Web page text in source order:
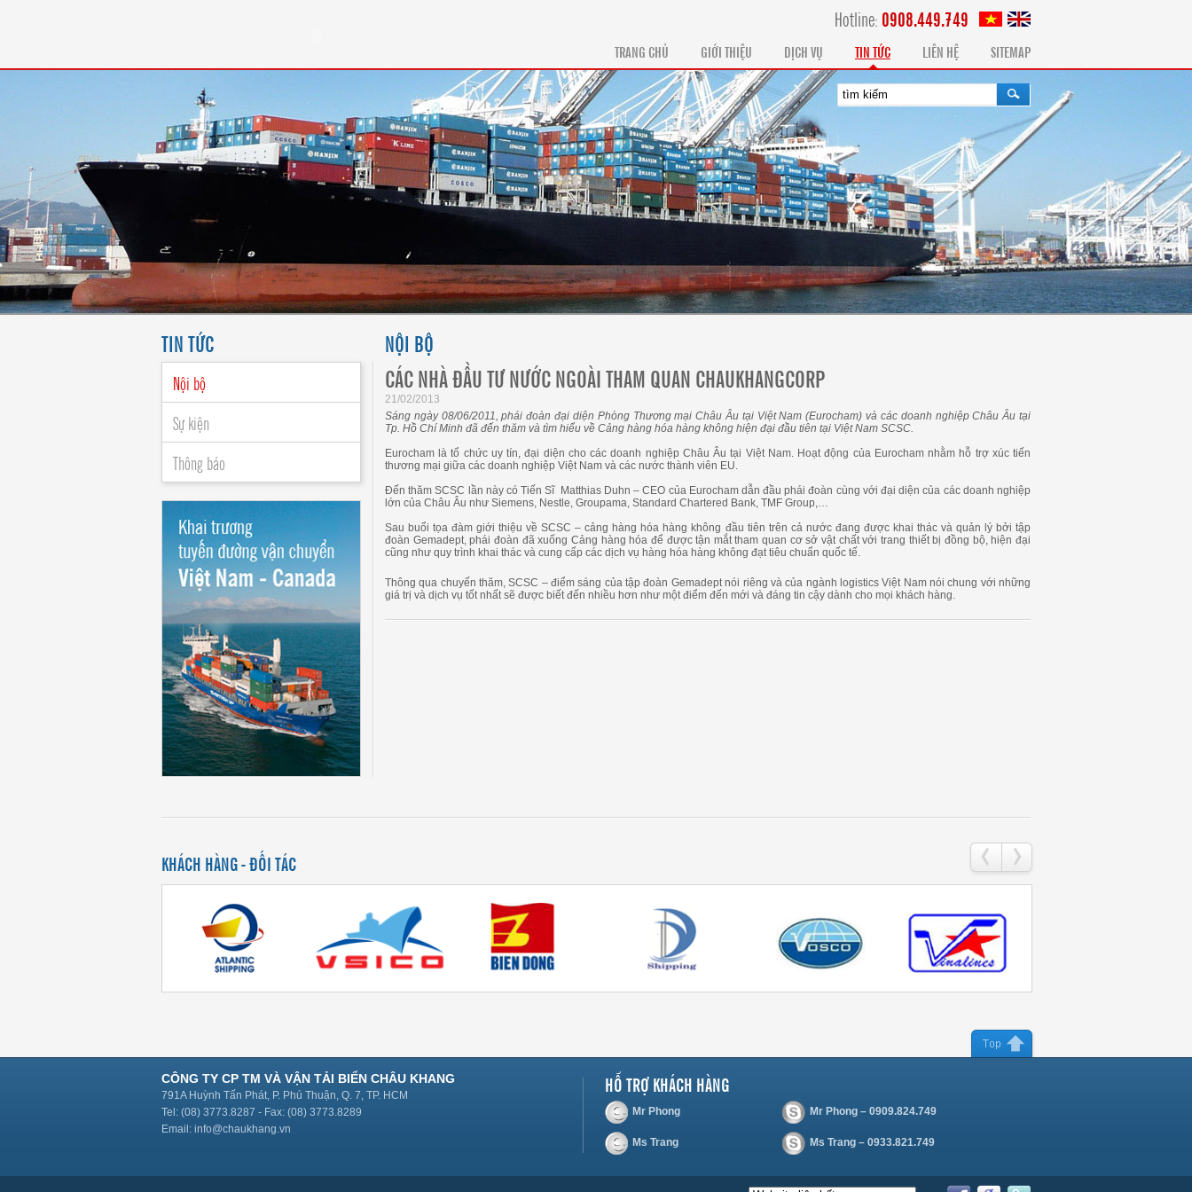
Hotline: 0908.449.749
TRANG CHỦ GIỚI THIỆU DỊCH VỤ TIN TỨC LIÊN HỆ SITEMAP
TIN TỨC
Nội bộ
Sự kiện
Thông báo
NỘI BỘ
CÁC NHÀ ĐẦU TƯ NƯỚC NGOÀI THAM QUAN CHAUKHANGCORP
21/02/2013
Sáng ngày 08/06/2011, phái đoàn đại diện Phòng Thương mại Châu Âu tại Việt Nam (Eurocham) và các doanh nghiệp Châu Âu tại
Tp. Hồ Chí Minh đã đến thăm và tìm hiểu về Cảng hàng hóa hàng không hiện đại đầu tiên tại Việt Nam SCSC.
Eurocham là tổ chức uy tín, đại diện cho các doanh nghiệp Châu Âu tại Việt Nam. Hoạt động của Eurocham nhằm hỗ trợ xúc tiến
thương mại giữa các doanh nghiệp Việt Nam và các nước thành viên EU.
Đến thăm SCSC lần này có Tiến Sĩ Matthias Duhn – CEO của Eurocham dẫn đầu phái đoàn cùng với đại diện của các doanh nghiệp
lớn của Châu Âu như Siemens, Nestle, Groupama, Standard Chartered Bank, TMF Group,…
Sau buổi tọa đàm giới thiệu về SCSC – cảng hàng hóa hàng không đầu tiên trên cả nước đang được khai thác và quản lý bởi tập
đoàn Gemadept, phái đoàn đã xuống Cảng hàng hóa để được tận mắt tham quan cơ sở vật chất với trang thiết bị đồng bộ, hiện đại
cũng như quy trình khai thác và cung cấp các dịch vụ hàng hóa hàng không đạt tiêu chuẩn quốc tế.
Thông qua chuyến thăm, SCSC – điểm sáng của tập đoàn Gemadept nói riêng và của ngành logistics Việt Nam nói chung với những
giá trị và dịch vụ tốt nhất sẽ được biết đến nhiều hơn như một điểm đến mới và đáng tin cậy dành cho mọi khách hàng.
KHÁCH HÀNG - ĐỐI TÁC
CÔNG TY CP TM VÀ VẬN TẢI BIỂN CHÂU KHANG
791A Huỳnh Tấn Phát, P. Phú Thuận, Q. 7, TP. HCM
Tel: (08) 3773.8287 - Fax: (08) 3773.8289
Email: info@chaukhang.vn
HỖ TRỢ KHÁCH HÀNG
Mr Phong
Ms Trang
Mr Phong – 0909.824.749
Ms Trang – 0933.821.749